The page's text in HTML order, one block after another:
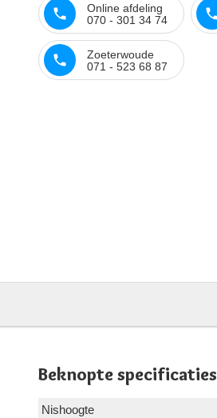
Online afdeling
070 - 301 34 74
Zoeterwoude
071 - 523 68 87
Beknopte specificaties
Nishoogte